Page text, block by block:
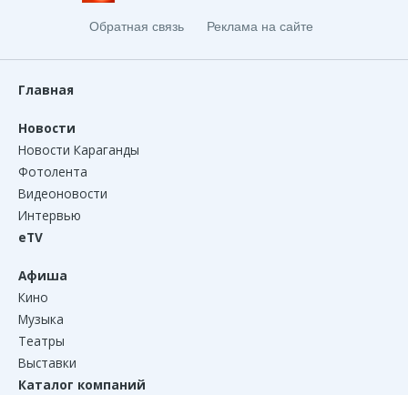
Обратная связь Реклама на сайте
Главная
Новости
Новости Караганды
Фотолента
Видеоновости
Интервью
eTV
Афиша
Кино
Музыка
Театры
Выставки
Каталог компаний